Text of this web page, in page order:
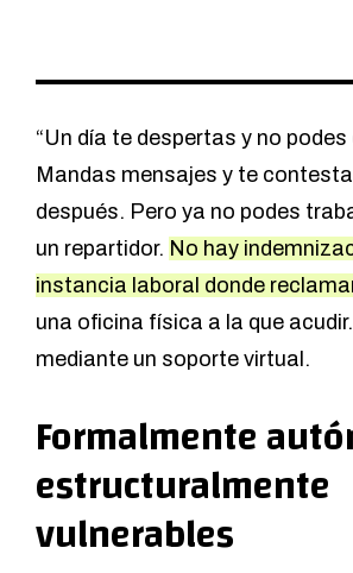
“Un día te despertas y no
Mandas mensajes y te
después. Pero ya no podes
un repartidor. No hay
instancia laboral donde
una oficina física a la que
mediante un soporte virtual.
Formalmente
estructuralmente
vulnerables